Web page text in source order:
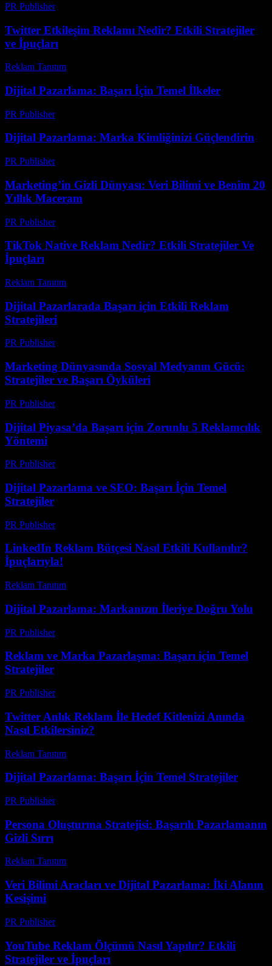
PR Publisher-
Twitter Etkileşim Reklamı Nedir? Etkili Stratejiler
ve İpuçları
Reklam Tanıtım
Dijital Pazarlama: Başarı İçin Temel İlkeler
PR Publisher-
Dijital Pazarlama: Marka Kimliğinizi Güçlendirin
PR Publisher-
Marketing’in Gizli Dünyası: Veri Bilimi ve Benim 20
Yıllık Maceram
PR Publisher-
TikTok Native Reklam Nedir? Etkili Stratejiler Ve
İpuçları
Reklam Tanıtım
Dijital Pazarlarada Başarı için Etkili Reklam
Stratejileri
PR Publisher-
Marketing Dünyasında Sosyal Medyanın Gücü:
Stratejiler ve Başarı Öyküleri
PR Publisher-
Dijital Piyasa’da Başarı için Zorunlu 5 Reklamcılık
Yöntemi
PR Publisher-
Dijital Pazarlama ve SEO: Başarı İçin Temel
Stratejiler
PR Publisher-
LinkedIn Reklam Bütçesi Nasıl Etkili Kullanılır?
İpuçlarıyla!
Reklam Tanıtım
Dijital Pazarlama: Markanızın İleriye Doğru Yolu
PR Publisher-
Reklam ve Marka Pazarlaşma: Başarı için Temel
Stratejiler
PR Publisher-
Twitter Anlık Reklam İle Hedef Kitlenizi Anında
Nasıl Etkilersiniz?
Reklam Tanıtım
Dijital Pazarlama: Başarı İçin Temel Stratejiler
PR Publisher-
Persona Oluşturma Stratejisi: Başarılı Pazarlamanın
Gizli Sırrı
Reklam Tanıtım
Veri Bilimi Aracları ve Dijital Pazarlama: İki Alanın
Kesişimi
PR Publisher-
YouTube Reklam Ölçümü Nasıl Yapılır? Etkili
Stratejiler ve İpuçları